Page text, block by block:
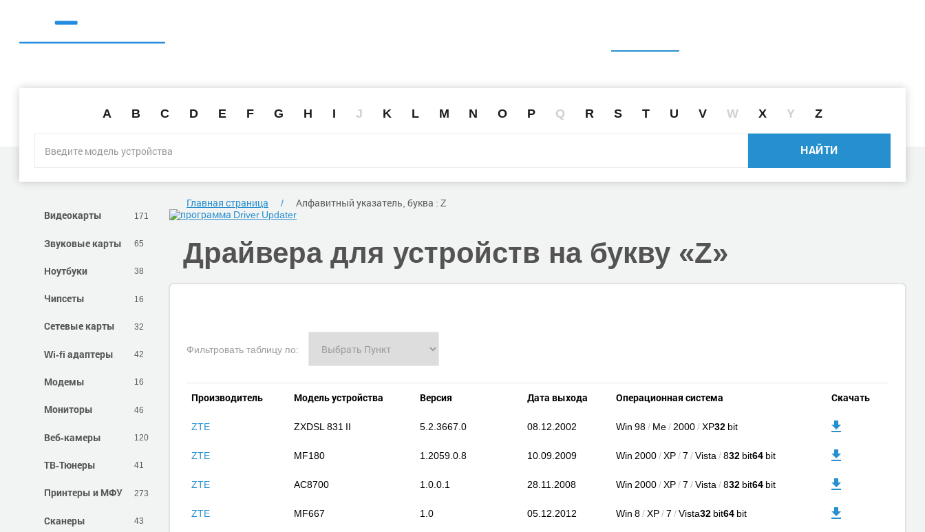
A B C D E F G H I J K L M N O P Q R S T U V W X Y Z
НАЙТИ
Видеокарты 171
Звуковые карты 65
Ноутбуки 38
Чипсеты 16
Сетевые карты 32
Wi-fi адаптеры 42
Модемы 16
Мониторы 46
Веб-камеры 120
ТВ-Тюнеры 41
Принтеры и МФУ 273
Сканеры 43
Главная страница Алфавитный указатель, буква : Z
Драйвера для устройств на букву «Z»
Фильтровать таблицу по:
Производитель Модель устройства Версия Дата выхода Операционная система Скачать
ZTE ZXDSL 831 II 5.2.3667.0 08.12.2002 Win 98/ Me/2000/XP32 bit
ZTE MF180 1.2059.0.8 10.09.2009 Win 2000/XP/7 /Vista/832 bit64 bit
ZTE AC8700 1.0.0.1 28.11.2008 Win 2000/XP/7 /Vista/832 bit64 bit
ZTE MF667 1.0 05.12.2012 Win 8/XP/7 /Vista32 bit64 bit